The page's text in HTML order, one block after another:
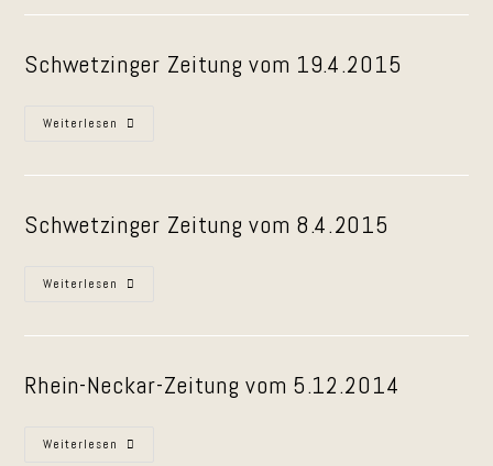
Schwetzinger Zeitung vom 19.4.2015
Weiterlesen Vorstellung
„Johr
Schwetzinger Zeitung vom 8.4.2015
Weiterlesen Anküdigung
„Johr
Rhein-Neckar-Zeitung vom 5.12.2014
Weiterlesen Advents-